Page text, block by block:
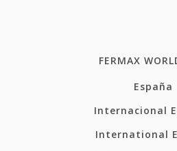
FERMAX
España
Internacional
International